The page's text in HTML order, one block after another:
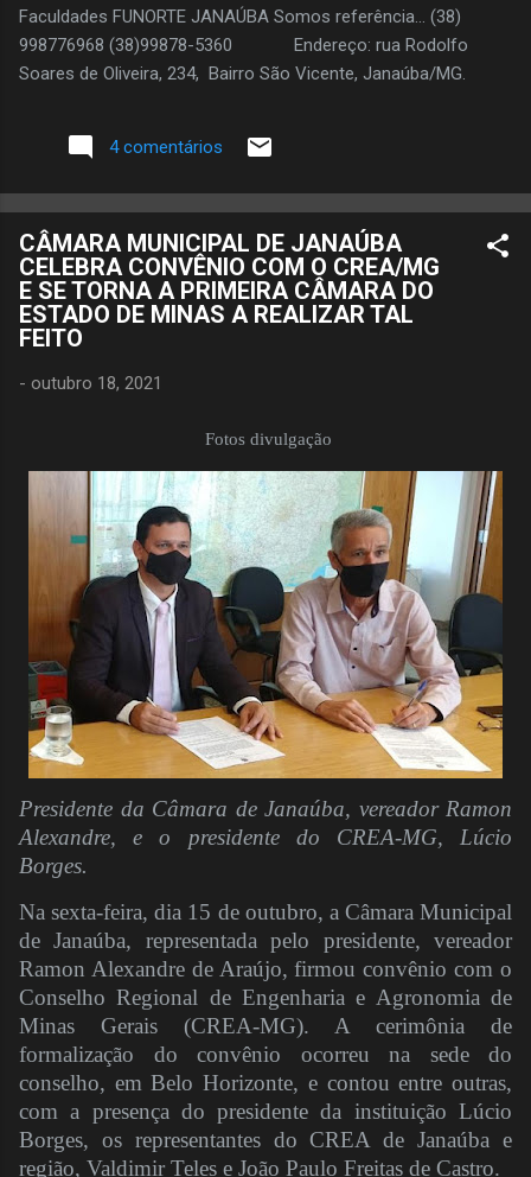
Faculdades FUNORTE JANAÚBA Somos referência... (38)
998776968 (38)99878-5360 Endereço: rua Rodolfo
Soares de Oliveira, 234, Bairro São Vicente, Janaúba/MG.
4 comentários
CÂMARA MUNICIPAL DE JANAÚBA
CELEBRA CONVÊNIO COM O CREA/MG
E SE TORNA A PRIMEIRA CÂMARA DO
ESTADO DE MINAS A REALIZAR TAL
FEITO
- outubro 18, 2021
Fotos divulgação
Presidente da Câmara de Janaúba, vereador Ramon
Alexandre, e o presidente do CREA-MG, Lúcio
Borges.
Na sexta-feira, dia 15 de outubro, a Câmara Municipal
de Janaúba, representada pelo presidente, vereador
Ramon Alexandre de Araújo, firmou convênio com o
Conselho Regional de Engenharia e Agronomia de
Minas Gerais (CREA-MG). A cerimônia de
formalização do convênio ocorreu na sede do
conselho, em Belo Horizonte, e contou entre outras,
com a presença do presidente da instituição Lúcio
Borges, os representantes do CREA de Janaúba e
região, Valdimir Teles e João Paulo Freitas de Castro.